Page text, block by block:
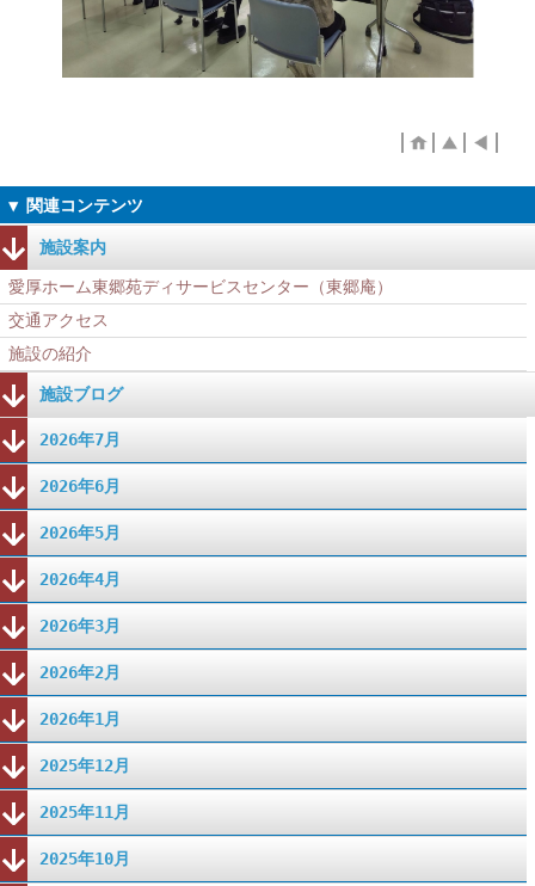
施設案内
愛厚ホーム東郷苑ディサービスセンター（東郷庵）
交通アクセス
施設の紹介
施設ブログ
2026年7月
2026年6月
2026年5月
2026年4月
2026年3月
2026年2月
2026年1月
2025年12月
2025年11月
2025年10月